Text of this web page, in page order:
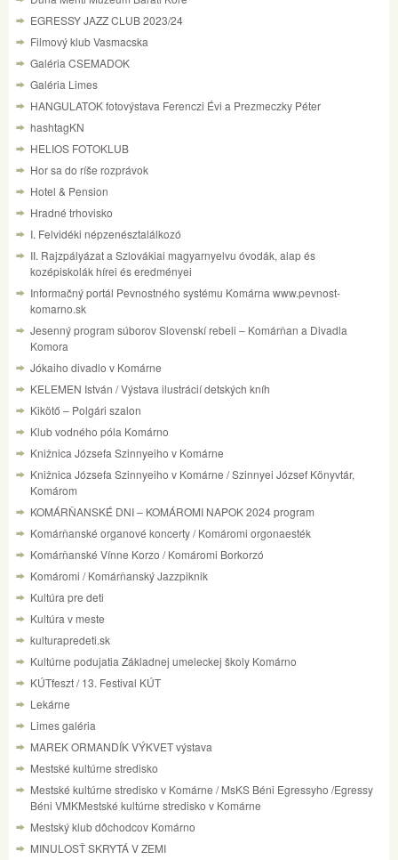
EGRESSY JAZZ CLUB 2023/24
Filmový klub Vasmacska
Galéria CSEMADOK
Galéria Limes
HANGULATOK fotovýstava Ferenczi Évi a Prezmeczky Péter
hashtagKN
HELIOS FOTOKLUB
Hor sa do ríše rozprávok
Hotel & Pension
Hradné trhovisko
I. Felvidéki népzenésztalálkozó
II. Rajzpályázat a Szlovákiai magyarnyelvu óvodák, alap és
kozépiskolák hírei és eredményei
Informačný portál Pevnostného systému Komárna www.pevnost-
komarno.sk
Jesenný program súborov Slovenskí rebeli – Komárňan a Divadla
Komora
Jókaiho divadlo v Komárne
KELEMEN István / Výstava ilustrácií detských kníh
Kikötő – Polgári szalon
Klub vodného póla Komárno
Knižnica Józsefa Szinnyeiho v Komárne
Knižnica Józsefa Szinnyeiho v Komárne / Szinnyei József Könyvtár,
Komárom
KOMÁRŇANSKÉ DNI – KOMÁROMI NAPOK 2024 program
Komárňanské organové koncerty / Komáromi orgonaesték
Komárňanské Vínne Korzo / Komáromi Borkorzó
Komáromi / Komárňanský Jazzpiknik
Kultúra pre deti
Kultúra v meste
kulturapredeti.sk
Kultúrne podujatia Základnej umeleckej školy Komárno
KÚTfeszt / 13. Festival KÚT
Lekárne
Limes galéria
MAREK ORMANDÍK VÝKVET výstava
Mestské kultúrne stredisko
Mestské kultúrne stredisko v Komárne / MsKS Béni Egressyho /Egressy
Béni VMKMestské kultúrne stredisko v Komárne
Mestský klub dôchodcov Komárno
MINULOSŤ SKRYTÁ V ZEMI